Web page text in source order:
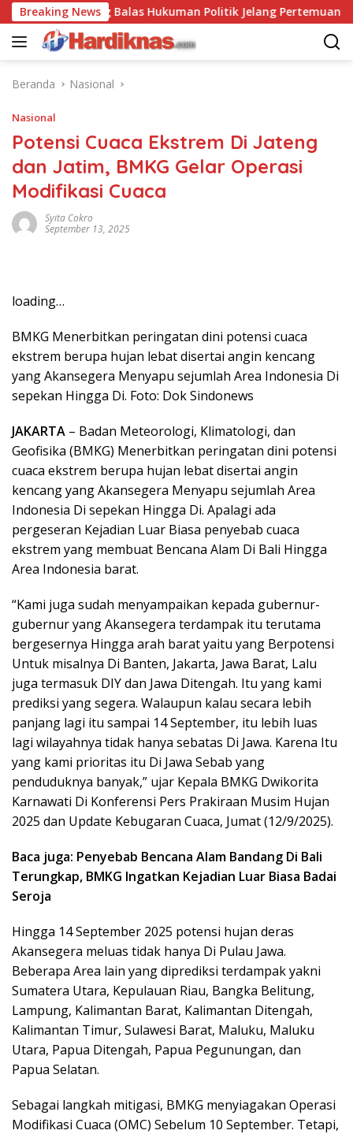
Langsung
ke
konten
Breaking News
China Saling Balas Hukuman Politik Jelang Pertemuan Trump
Beranda Nasional
Nasional
Potensi Cuaca Ekstrem Di Jateng
dan Jatim, BMKG Gelar Operasi
Modifikasi Cuaca
Syita Cokro
September 13, 2025
loading…
BMKG Menerbitkan peringatan dini potensi cuaca
ekstrem berupa hujan lebat disertai angin kencang
yang Akansegera Menyapu sejumlah Area Indonesia Di
sepekan Hingga Di. Foto: Dok Sindonews
JAKARTA – Badan Meteorologi, Klimatologi, dan
Geofisika (BMKG) Menerbitkan peringatan dini potensi
cuaca ekstrem berupa hujan lebat disertai angin
kencang yang Akansegera Menyapu sejumlah Area
Indonesia Di sepekan Hingga Di. Apalagi ada
pergeseran Kejadian Luar Biasa penyebab cuaca
ekstrem yang membuat Bencana Alam Di Bali Hingga
Area Indonesia barat.
“Kami juga sudah menyampaikan kepada gubernur-
gubernur yang Akansegera terdampak itu terutama
bergesernya Hingga arah barat yaitu yang Berpotensi
Untuk misalnya Di Banten, Jakarta, Jawa Barat, Lalu
juga termasuk DIY dan Jawa Ditengah. Itu yang kami
prediksi yang segera. Walaupun kalau secara lebih
panjang lagi itu sampai 14 September, itu lebih luas
lagi wilayahnya tidak hanya sebatas Di Jawa. Karena Itu
yang kami prioritas itu Di Jawa Sebab yang
penduduknya banyak,” ujar Kepala BMKG Dwikorita
Karnawati Di Konferensi Pers Prakiraan Musim Hujan
2025 dan Update Kebugaran Cuaca, Jumat (12/9/2025).
Baca juga: Penyebab Bencana Alam Bandang Di Bali
Terungkap, BMKG Ingatkan Kejadian Luar Biasa Badai
Seroja
Hingga 14 September 2025 potensi hujan deras
Akansegera meluas tidak hanya Di Pulau Jawa.
Beberapa Area lain yang diprediksi terdampak yakni
Sumatera Utara, Kepulauan Riau, Bangka Belitung,
Lampung, Kalimantan Barat, Kalimantan Ditengah,
Kalimantan Timur, Sulawesi Barat, Maluku, Maluku
Utara, Papua Ditengah, Papua Pegunungan, dan
Papua Selatan.
Sebagai langkah mitigasi, BMKG menyiagakan Operasi
Modifikasi Cuaca (OMC) Sebelum 10 September. Tetapi,